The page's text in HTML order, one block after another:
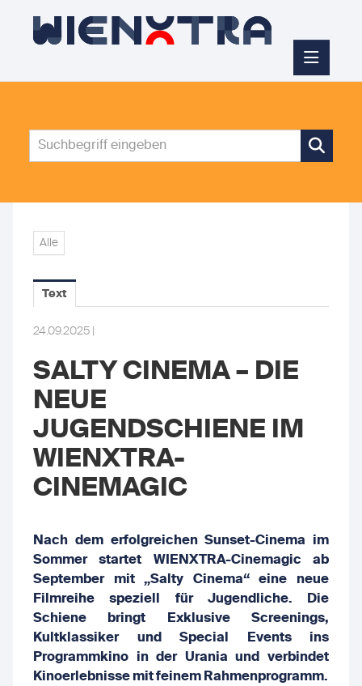
PRESSEMITTEILUNGEN
DOWNLOADS
KONTAKT
Alle
Text
24.09.2025 |
SALTY CINEMA – DIE
NEUE
JUGENDSCHIENE IM
WIENXTRA-
CINEMAGIC
Nach dem erfolgreichen Sunset-Cinema im
Sommer startet WIENXTRA-Cinemagic ab
September mit „Salty Cinema“ eine neue
Filmreihe speziell für Jugendliche. Die
Schiene bringt Exklusive Screenings,
Kultklassiker und Special Events ins
Programmkino in der Urania und verbindet
Kinoerlebnisse mit feinem Rahmenprogramm.